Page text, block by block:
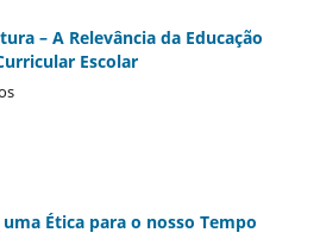
– A Relevância da Educação
Escolar
Ética para o nosso Tempo